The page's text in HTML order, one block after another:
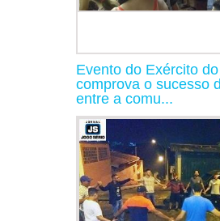
Evento do Exército
comprova o sucesso
entre a comu...